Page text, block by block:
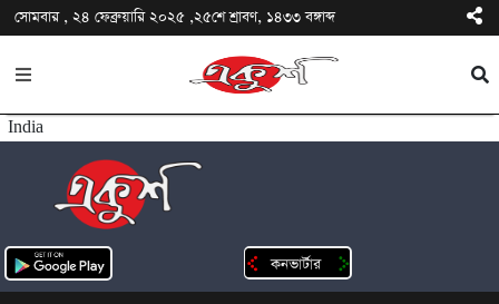
সোমবার , ২৪ ফেব্রুয়ারি ২০২৫ ,২৫শে শ্রাবণ, ১৪৩৩ বঙ্গাব্দ
India